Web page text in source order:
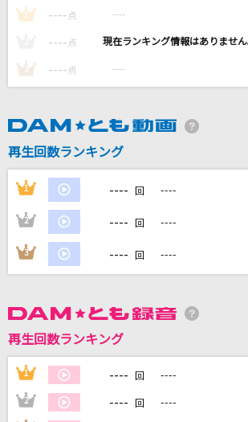
とくべチュ、して
[生音]眠れぬ夜は君のせい
流星ロケット
アンティック-珈琲店-
DAMの新曲・ランキングなど
DAMに会員登録・ログインして
カラオケをもっと楽しもう！
1 ---- 点 ----
---- 点 ----
3 ---- 点 ----
再生回数ランキング
1 ---- 回 ----
2 ---- 回 ----
3 ---- 回 ----
再生回数ランキング
1 ---- 回 ----
2 ---- 回 ----